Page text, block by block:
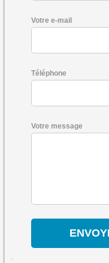
Votre e-mail
Téléphone
Votre message